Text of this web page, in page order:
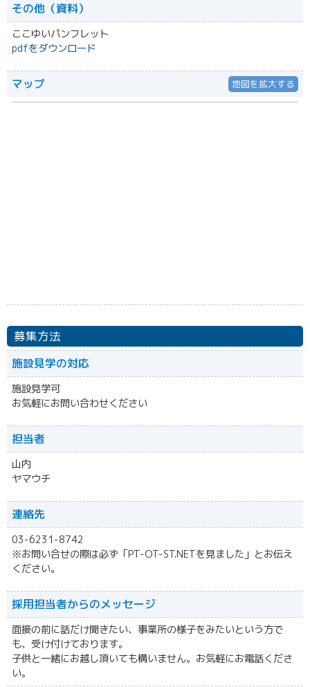
その他（資料）
ここゆいパンフレット
pdfをダウンロード
マップ 地図を拡大する
募集方法
施設見学の対応
施設見学可
お気軽にお問い合わせください
担当者
山内
ヤマウチ
連絡先
03-6231-8742
※お問い合せの際は必ず「PT-OT-ST.NETを見ました」とお伝え
ください。
採用担当者からのメッセージ
面接の前に話だけ聞きたい、事業所の様子をみたいという方で
も、受け付けております。
子供と一緒にお越し頂いても構いません。お気軽にお電話くださ
い。